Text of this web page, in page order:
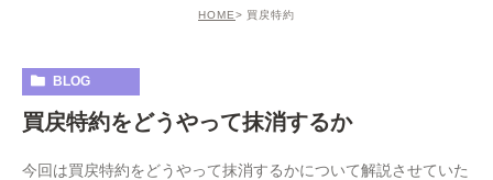
HOME 買戻特約
BLOG
買戻特約をどうやって抹消するか
今回は買戻特約をどうやって抹消するかについて解説させていた